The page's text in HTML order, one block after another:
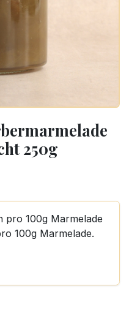
250g
pro 100g Marmelade
100g Marmelade.